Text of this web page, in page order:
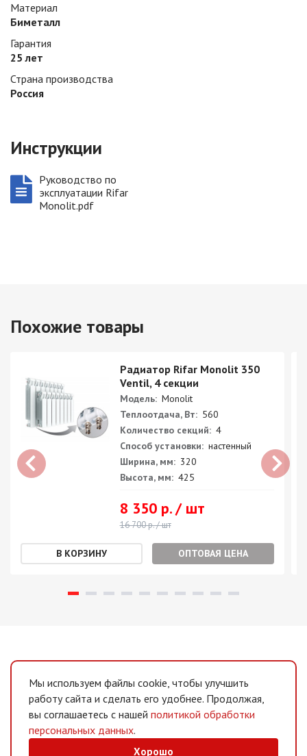
Материал
Биметалл
Гарантия
25 лет
Страна производства
Россия
Инструкции
Руководство по
эксплуатации Rifar
Monolit.pdf
Похожие товары
Радиатор Rifar Monolit 350
Ventil, 4 секции
Модель: Monolit
Теплоотдача, Вт: 560
Количество секций: 4
Способ установки: настенный
Ширина, мм: 320
Высота, мм: 425
8 350 р. / шт
16 700 р. / шт
ОПТОВАЯ ЦЕНА
Мы используем файлы cookie, чтобы улучшить
работу сайта и сделать его удобнее. Продолжая,
вы соглашаетесь с нашей политикой обработки
персональных данных.
Хорошо